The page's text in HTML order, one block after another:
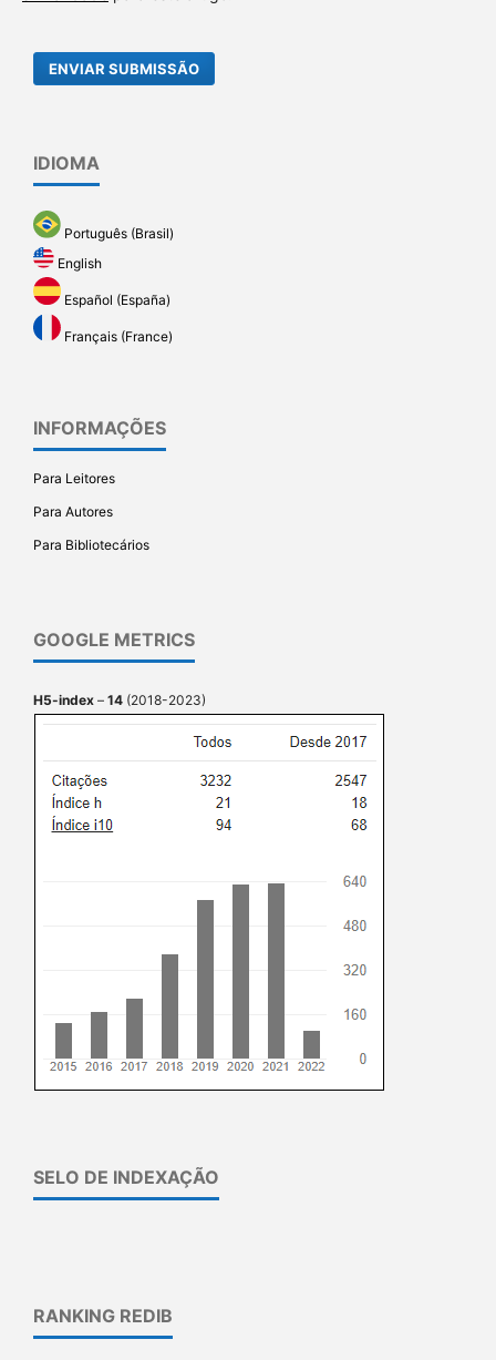
ENVIAR SUBMISSÃO
IDIOMA
Português (Brasil)
English
Español (España)
Français (France)
INFORMAÇÕES
Para Leitores
Para Autores
Para Bibliotecários
GOOGLE METRICS
H5-index – 14 (2018-2023)
SELO DE INDEXAÇÃO
RANKING REDIB